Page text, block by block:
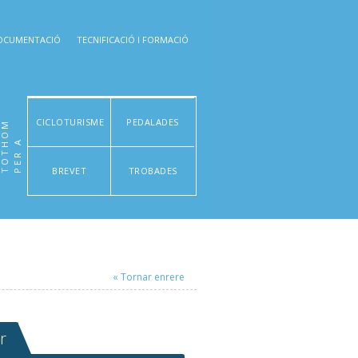
TECNIFICACIÓ I FORMACIÓ
P
E
R
A
T
O
T
H
O
M CICLOTURISME PEDALADES
BREVET TROBADES
« Tornar enrere